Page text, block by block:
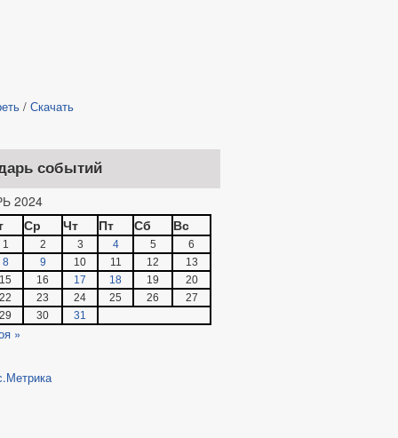
/ Скачать
событий
2024
Ср Чт Пт Сб Вс
1 2 3 4 5
6
8
9 10 11 12
13
15
16 17 18 19
20
22
23 24 25 26
27
29
30 31
»